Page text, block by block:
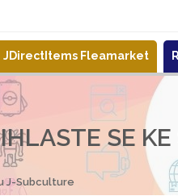
JDirectItems Fleamarket
SE
J-Subculture